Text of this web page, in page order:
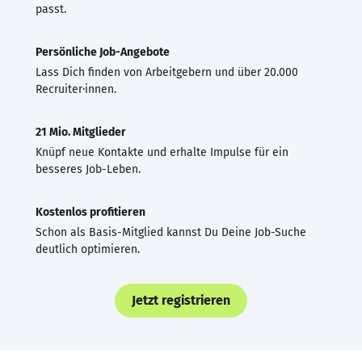
passt.
Persönliche Job-Angebote
Lass Dich finden von Arbeitgebern und über 20.000
Recruiter·innen.
21 Mio. Mitglieder
Knüpf neue Kontakte und erhalte Impulse für ein
besseres Job-Leben.
Kostenlos profitieren
Schon als Basis-Mitglied kannst Du Deine Job-Suche
deutlich optimieren.
Jetzt registrieren